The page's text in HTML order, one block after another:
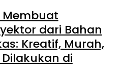
Membuat
dari Bahan
Kreatif, Murah,
di